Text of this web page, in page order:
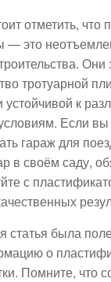
отметить, что
— это
Они
тротуарной
устойчивой к
Если
гараж для
в своём саду,
с
статья была
о
Помните, что